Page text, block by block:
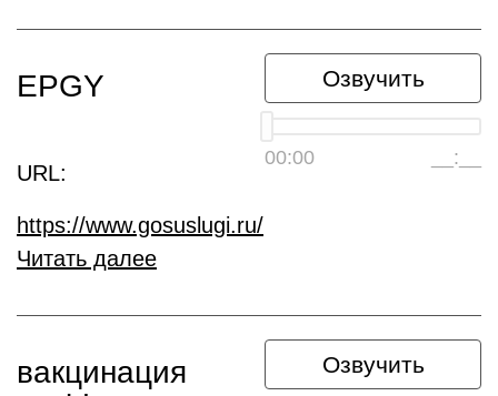
Озвучить
00:00 __:__
EPGY
URL:
https://www.gosuslugi.ru/
Читать далее
Озвучить
вакцинация